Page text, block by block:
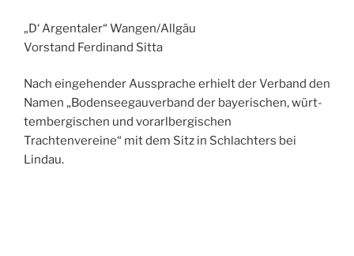
„D‘ Argentaler“ Wangen/Allgäu
Vorstand Ferdinand Sitta
Nach eingehender Aussprache erhielt der Verband den
Namen „Bodenseegauverband der bayerischen, würt-
tembergischen und vorarlbergischen
Trachtenvereine“ mit dem Sitz in Schlachters bei
Lindau.